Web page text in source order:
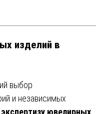
изделий в
выбор
и независимых